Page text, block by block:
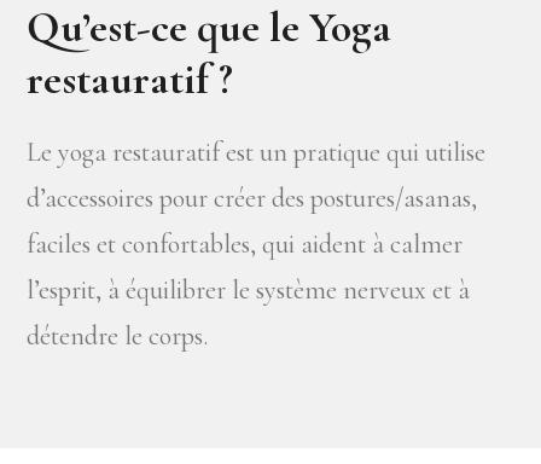
Qu’est-ce que le Yoga
restauratif ?
Le yoga restauratif est un pratique qui utilise
d’accessoires pour créer des postures/asanas,
faciles et confortables, qui aident à calmer
l’esprit, à équilibrer le système nerveux et à
détendre le corps.